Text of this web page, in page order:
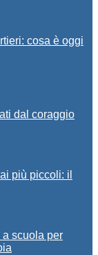
cosa è oggi
dal coraggio
più piccoli: il
scuola per